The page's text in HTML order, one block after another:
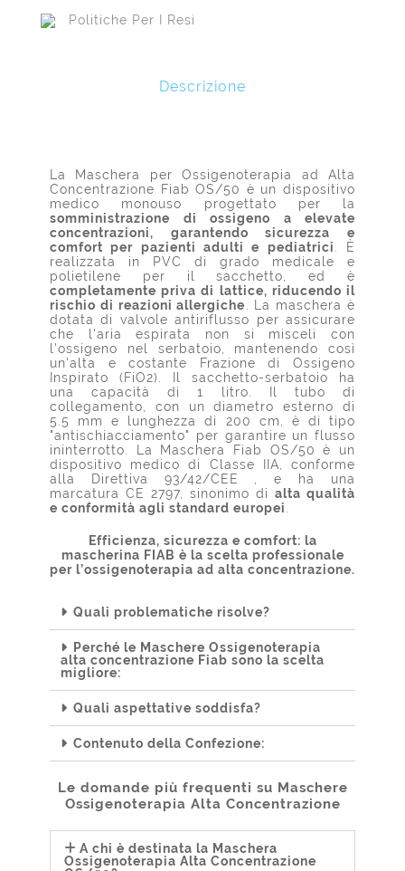
Politiche Per I Resi
Descrizione
La Maschera per Ossigenoterapia ad Alta
Concentrazione Fiab OS/50 è un dispositivo
medico monouso progettato per la
somministrazione di ossigeno a elevate
concentrazioni, garantendo sicurezza e
comfort per pazienti adulti e pediatrici
. È
realizzata in PVC di grado medicale e
polietilene per il sacchetto, ed è
completamente priva di lattice, riducendo il
rischio di reazioni allergiche . La maschera è
dotata di valvole antiriflusso per assicurare
che l'aria espirata non si misceli con
l'ossigeno nel serbatoio, mantenendo così
un'alta e costante Frazione di Ossigeno
Inspirato (FiO2). Il sacchetto-serbatoio ha
una capacità di 1 litro. Il tubo di
collegamento, con un diametro esterno di
5.5 mm e lunghezza di 200 cm, è di tipo
"antischiacciamento" per garantire un flusso
ininterrotto. La Maschera Fiab OS/50 è un
dispositivo medico di Classe IIA, conforme
alla Direttiva 93/42/CEE , e ha una
marcatura CE 2797, sinonimo di alta qualità
e conformità agli standard europei
Efficienza, sicurezza e comfort: la
mascherina FIAB è la scelta professionale
per l’ossigenoterapia ad alta concentrazione.
Quali problematiche risolve?
Perché le Maschere Ossigenoterapia
alta concentrazione Fiab sono la scelta
migliore:
Quali aspettative soddisfa?
Contenuto della Confezione:
Le domande più frequenti su Maschere
Ossigenoterapia Alta Concentrazione
A chi è destinata la Maschera
Ossigenoterapia Alta Concentrazione